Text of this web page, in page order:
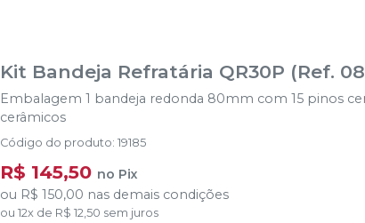
Kit Bandeja Refratária QR30P (Ref.
Embalagem 1 bandeja redonda 80mm com 15 pinos
cerâmicos
Código do produto:19185
R$ 145,50 no Pix
ou R$ 150,00 nas demais condições
ou 12x de R$ 12,50 sem juros